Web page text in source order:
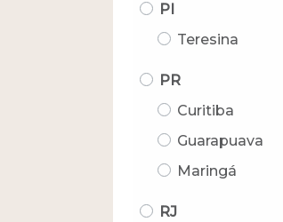
PI
Teresina
PR
Curitiba
Guarapuava
Maringá
RJ